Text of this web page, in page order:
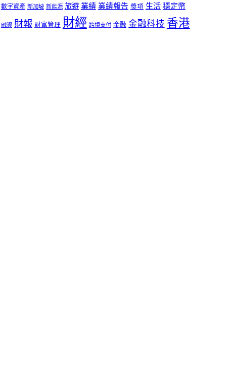
數字資產 新加坡 新能源 旅遊業績業績報告 獎項 生活穩定幣
融資 財報 財富管理 財經 跨境支付 金融 金融科技香港